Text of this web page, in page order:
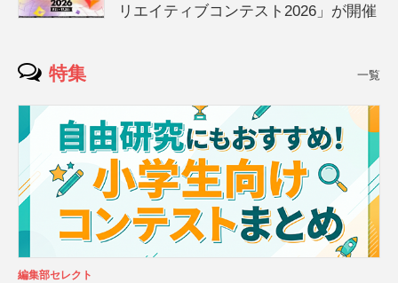
リエイティブコンテスト2026」が開催
特集 一覧
編集部セレクト